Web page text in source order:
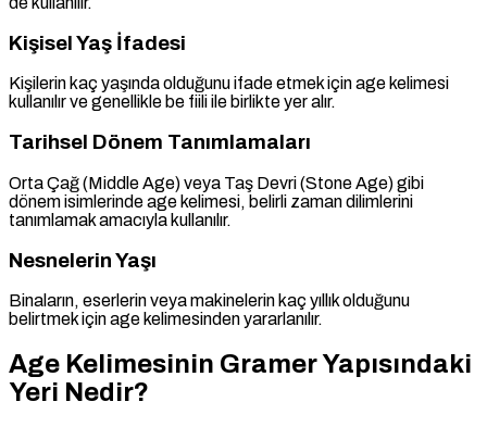
Kişisel Yaş İfadesi
Kişilerin kaç yaşında olduğunu ifade etmek için age kelimesi
kullanılır ve genellikle be fiili ile birlikte yer alır.
Tarihsel Dönem Tanımlamaları
Orta Çağ (Middle Age) veya Taş Devri (Stone Age) gibi
dönem isimlerinde age kelimesi, belirli zaman dilimlerini
tanımlamak amacıyla kullanılır.
Nesnelerin Yaşı
Binaların, eserlerin veya makinelerin kaç yıllık olduğunu
belirtmek için age kelimesinden yararlanılır.
Age Kelimesinin Gramer Yapısındaki
Yeri Nedir?